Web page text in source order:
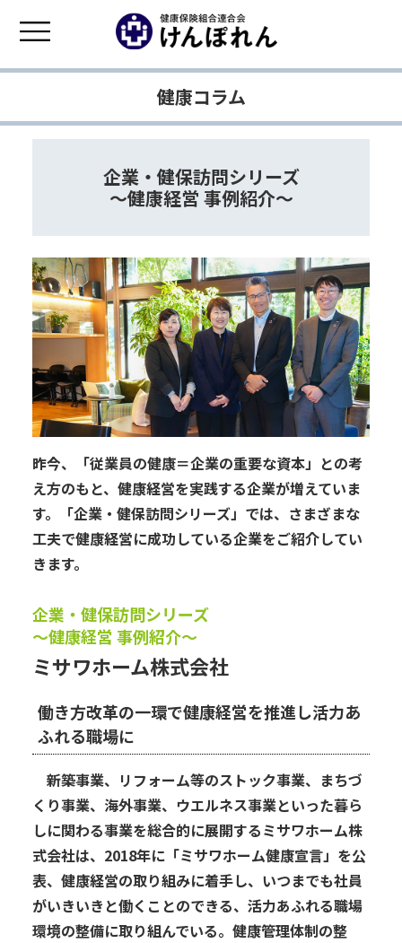
健康コラム
企業・健保訪問シリーズ
～健康経営 事例紹介～
昨今、「従業員の健康＝企業の重要な資本」との考
え方のもと、健康経営を実践する企業が増えていま
す。「企業・健保訪問シリーズ」では、さまざまな
工夫で健康経営に成功している企業をご紹介してい
きます。
企業・健保訪問シリーズ
～健康経営 事例紹介～
ミサワホーム株式会社
働き方改革の一環で健康経営を推進し活力あ
ふれる職場に
新築事業、リフォーム等のストック事業、まちづ
くり事業、海外事業、ウエルネス事業といった暮ら
しに関わる事業を総合的に展開するミサワホーム株
式会社は、2018年に「ミサワホーム健康宣言」を公
表、健康経営の取り組みに着手し、いつまでも社員
がいきいきと働くことのできる、活力あふれる職場
環境の整備に取り組んでいる。健康管理体制の整